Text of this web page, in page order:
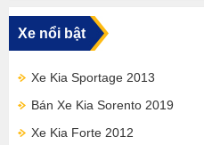
Xe nổi bật
Xe Kia Sportage 2013
Bán Xe Kia Sorento 2019
Xe Kia Forte 2012